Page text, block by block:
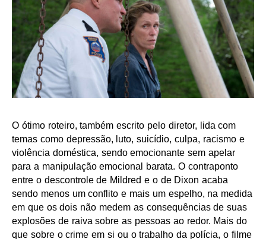
O ótimo roteiro, também escrito pelo diretor, lida com
temas como depressão, luto, suicídio, culpa, racismo e
violência doméstica, sendo emocionante sem apelar
para a manipulação emocional barata. O contraponto
entre o descontrole de Mildred e o de Dixon acaba
sendo menos um conflito e mais um espelho, na medida
em que os dois não medem as consequências de suas
explosões de raiva sobre as pessoas ao redor. Mais do
que sobre o crime em si ou o trabalho da polícia, o filme